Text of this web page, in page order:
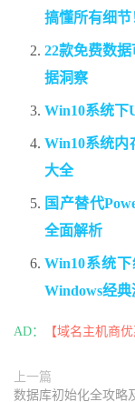
搞懂所有细节
22款免费数
据洞察
Win10系统下
Win10系统内
大全
国产替代
全面解析
Win10系统
Windows经
AD： 【域名主机商
上一篇
数据库初始化全攻略